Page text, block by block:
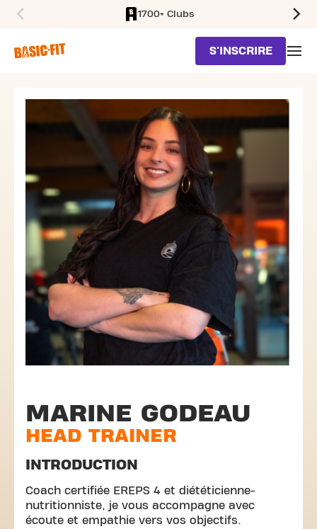
1700+ Clubs
S'INSCRIRE
MARINE GODEAU
HEAD TRAINER
INTRODUCTION
Coach certifiée EREPS 4 et diététicienne-
nutritionniste, je vous accompagne avec
écoute et empathie vers vos objectifs.